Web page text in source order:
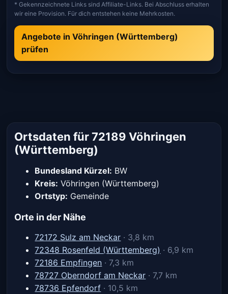
* Gekennzeichnete Links sind Affiliate-Links. Bei Abschluss erhalten
wir eine Provision. Für dich entstehen keine Mehrkosten.
Angebote in Vöhringen (Württemberg)
prüfen
Ortsdaten für 72189 Vöhringen
(Württemberg)
Bundesland Kürzel: BW
Kreis: Vöhringen (Württemberg)
Ortstyp: Gemeinde
Orte in der Nähe
72172 Sulz am Neckar · 3,8 km
72348 Rosenfeld (Württemberg) · 6,9 km
72186 Empfingen · 7,3 km
78727 Oberndorf am Neckar · 7,7 km
78736 Epfendorf · 10,5 km